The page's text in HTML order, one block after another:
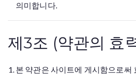
의미합니다.
제3조 (약관의 효
본 약관은 사이트에 게시함으로써